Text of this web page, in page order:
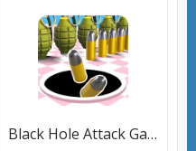
Black Hole Attack Games [МОД Premium] APK Android